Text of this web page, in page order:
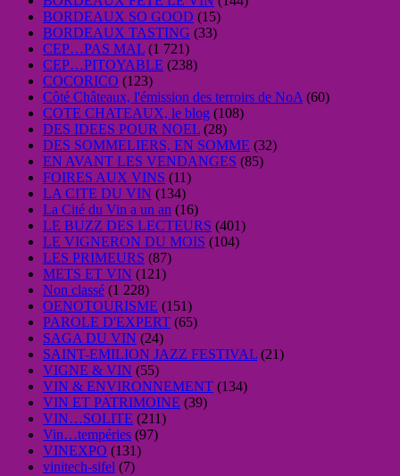
BORDEAUX SO GOOD (15)
BORDEAUX TASTING (33)
CEP…PAS MAL (1 721)
CEP…PITOYABLE (238)
COCORICO (123)
Côté Châteaux, l'émission des terroirs de NoA (60)
COTE CHATEAUX, le blog (108)
DES IDEES POUR NOEL (28)
DES SOMMELIERS, EN SOMME (32)
EN AVANT LES VENDANGES (85)
FOIRES AUX VINS (11)
LA CITE DU VIN (134)
La Cité du Vin a un an (16)
LE BUZZ DES LECTEURS (401)
LE VIGNERON DU MOIS (104)
LES PRIMEURS (87)
METS ET VIN (121)
Non classé (1 228)
OENOTOURISME (151)
PAROLE D'EXPERT (65)
SAGA DU VIN (24)
SAINT-EMILION JAZZ FESTIVAL (21)
VIGNE & VIN (55)
VIN & ENVIRONNEMENT (134)
VIN ET PATRIMOINE (39)
VIN…SOLITE (211)
Vin…tempéries (97)
VINEXPO (131)
vinitech-sifel (7)